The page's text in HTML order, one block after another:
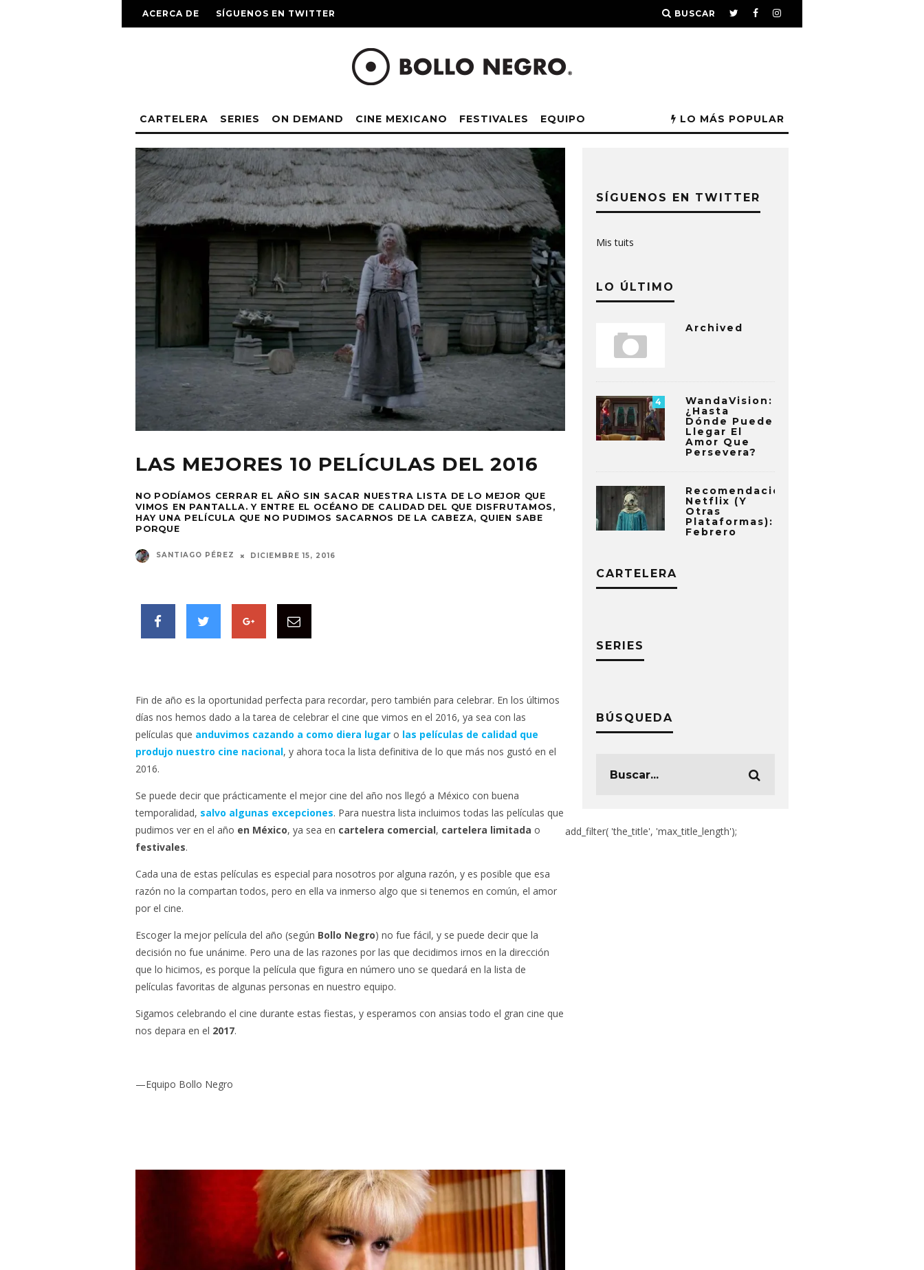
ACERCA DE SÍGUENOS EN TWITTER BUSCAR
CARTELERA SERIES ON DEMAND CINE MEXICANO FESTIVALES EQUIPO LO MÁS POPULAR
LAS MEJORES 10 PELÍCULAS DEL 2016
NO PODÍAMOS CERRAR EL AÑO SIN SACAR NUESTRA LISTA DE LO MEJOR QUE
VIMOS EN PANTALLA. Y ENTRE EL OCÉANO DE CALIDAD DEL QUE DISFRUTAMOS,
HAY UNA PELÍCULA QUE NO PUDIMOS SACARNOS DE LA CABEZA, QUIEN SABE
PORQUE
SANTIAGO PÉREZ DICIEMBRE 15, 2016
Fin de año es la oportunidad perfecta para recordar, pero también para celebrar. En los últimos
días nos hemos dado a la tarea de celebrar el cine que vimos en el 2016, ya sea con las
películas que anduvimos cazando a como diera lugar o las películas de calidad que
produjo nuestro cine nacional, y ahora toca la lista definitiva de lo que más nos gustó en el
2016.
Se puede decir que prácticamente el mejor cine del año nos llegó a México con buena
temporalidad, salvo algunas excepciones. Para nuestra lista incluimos todas las películas que
pudimos ver en el año en México, ya sea en cartelera comercial, cartelera limitada o
festivales.
Cada una de estas películas es especial para nosotros por alguna razón, y es posible que esa
razón no la compartan todos, pero en ella va inmerso algo que si tenemos en común, el amor
por el cine.
Escoger la mejor película del año (según Bollo Negro) no fue fácil, y se puede decir que la
decisión no fue unánime. Pero una de las razones por las que decidimos irnos en la dirección
que lo hicimos, es porque la película que figura en número uno se quedará en la lista de
películas favoritas de algunas personas en nuestro equipo.
Sigamos celebrando el cine durante estas fiestas, y esperamos con ansias todo el gran cine que
nos depara en el 2017.
—Equipo Bollo Negro
SÍGUENOS EN TWITTER
Mis tuits
LO ÚLTIMO
Archived
4
WandaVision:
¿Hasta
Dónde Puede
Llegar El
Amor Que
Persevera?
Recomendaciones
Netflix (y
Otras
Plataformas):
Febrero
CARTELERA
SERIES
BÚSQUEDA
add_filter( 'the_title', 'max_title_length');